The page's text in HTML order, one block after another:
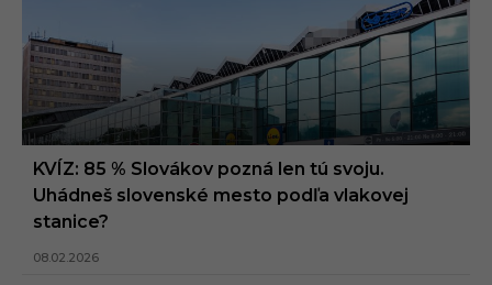
KVÍZ: 85 % Slovákov pozná len tú svoju.
Uhádneš slovenské mesto podľa vlakovej
stanice?
08.02.2026